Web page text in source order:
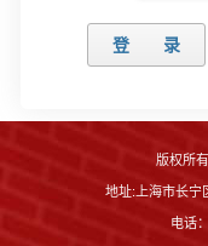
版权所
地址:上海市长宁
电话